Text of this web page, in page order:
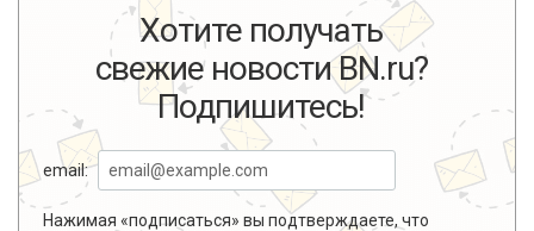
Хотите получать
свежие новости BN.ru?
Подпишитесь!
email:
Нажимая «подписаться» вы подтверждаете, что